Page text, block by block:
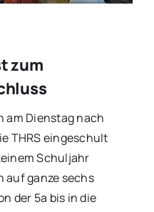
zum
am Dienstag nach
THRS eingeschult
Schuljahr
auf ganze sechs
der 5a bis in die